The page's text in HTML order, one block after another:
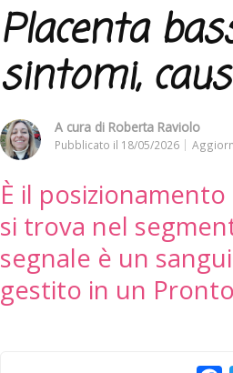
Placenta
sintomi,
A cura di Roberta Raviolo
Pubblicato il 18/05/2026
È il
si trova nel
segnale è un
gestito in un